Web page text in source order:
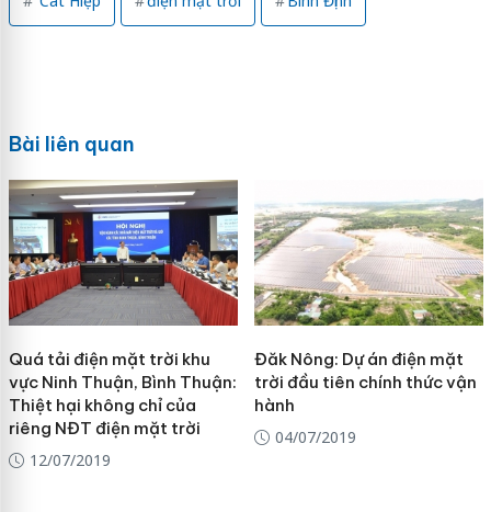
Bài liên quan
Quá tải điện mặt trời khu
vực Ninh Thuận, Bình Thuận:
Thiệt hại không chỉ của
riêng NĐT điện mặt trời
12/07/2019
Đăk Nông: Dự án điện mặt
trời đầu tiên chính thức vận
hành
04/07/2019